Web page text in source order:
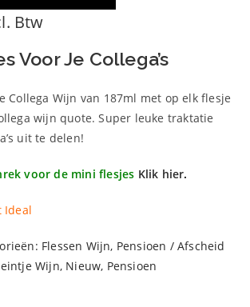
Btw
Voor Je Collega’s
Collega Wijn van 187ml met op elk flesje
wijn quote. Super leuke traktatie
uit te delen!
voor de mini flesjes Klik hier.
Ideal
Flessen Wijn, Pensioen / Afscheid
Wijn, Nieuw, Pensioen